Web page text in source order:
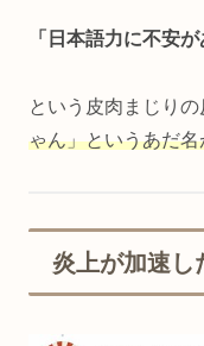
「日本語力に不安が
という皮肉まじりの
ゃん」というあだ
炎上が加速し